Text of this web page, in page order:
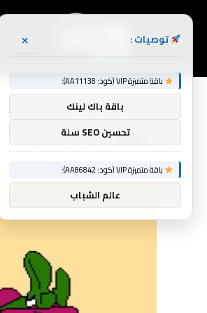
Home
»تزحف
تزحف
توصيات : ×
باقة متميزة VIP (كود: AA11138):
باقة باك لينك
تحسين SEO سلة
باقة متميزة VIP (كود: AA86842):
عالم الشباب